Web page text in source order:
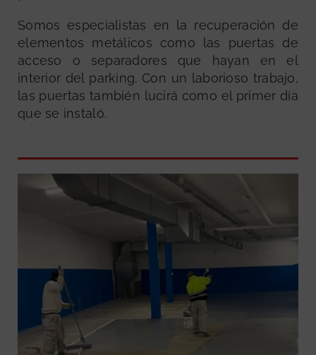
Somos especialistas en la recuperación de
elementos metálicos como las puertas de
acceso o separadores que hayan en el
interior del parking. Con un laborioso trabajo,
las puertas también lucirá como el primer día
que se instaló.